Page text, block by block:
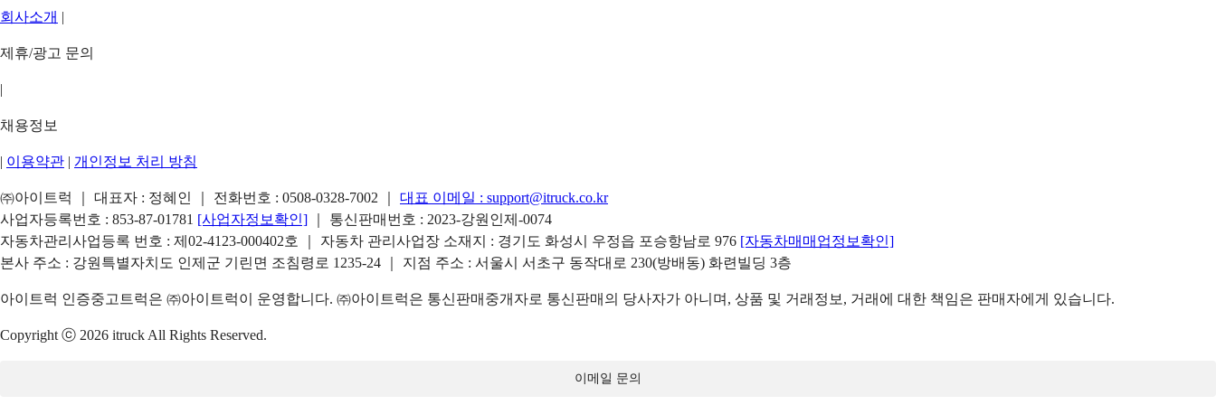
회사소개 |
제휴/광고 문의
|
채용정보
| 이용약관 | 개인정보 처리 방침
㈜아이트럭 ｜ 대표자 : 정혜인 ｜ 전화번호 : 0508-0328-7002 대표 이메일 : support@itruck.co.kr
사업자등록번호 : 853-87-01781 [사업자정보확인]
｜ 통신판매번호 : 2023-강원인제-0074
자동차관리사업등록 번호 : 제02-4123-000402호 ｜ 자동차 관리사업장 소재지 : 경기도 화성시 우정읍 포승항남로 976 [자동차매매업정보확인]
본사 주소 : 강원특별자치도 인제군 기린면 조침령로 1235-24 ｜ 지점 주소 : 서울시 서초구 동작대로 230(방배동) 화련빌딩 3층
아이트럭 인증중고트럭은 ㈜아이트럭이 운영합니다. ㈜아이트럭은 통신판매중개자로 통신판매의 당사자가 아니며, 상품 및 거래정보, 거래에 대한 책임은 판매자에게 있습니다.
Copyright ⓒ 2026 itruck All Rights Reserved.
이메일 문의